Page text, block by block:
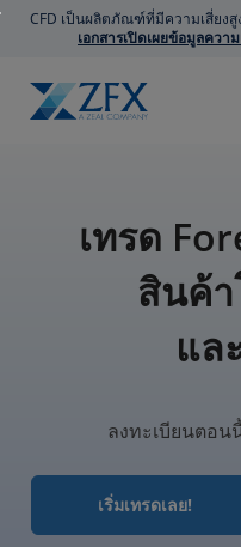
CFD เป็นผลิตภัณฑ์ที่มีความเสี่ยงสู
เอกสารเปิดเผยข้อมูลความ
เทรด
สินค้
แล
ลงทะเบียนตอน
เริ่มเทรดเลย!